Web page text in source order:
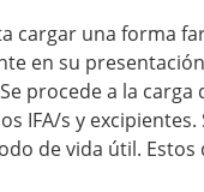
cargar una forma
en su
procede a la
IFA/s y
de vida útil.